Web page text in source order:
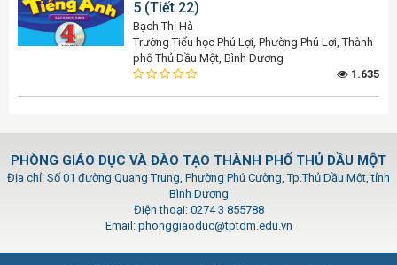
5 (Tiết 22)
Bạch Thị Hà
Trường Tiểu học Phú Lợi, Phường Phú Lợi, Thành
phố Thủ Dầu Một, Bình Dương
1.635
PHÒNG GIÁO DỤC VÀ ĐÀO TẠO THÀNH PHỐ THỦ DẦU MỘT
Địa chỉ: Số 01 đường Quang Trung, Phường Phú Cường, Tp.Thủ Dầu Một, tỉnh
Bình Dương
Điện thoại: 0274 3 855788
Email: phonggiaoduc@tptdm.edu.vn